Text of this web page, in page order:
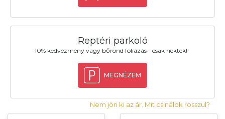
Reptéri parkoló
10% kedvezmény vagy bőrönd fóliázás - csak nektek!
MEGNÉZEM
Nem jön ki az ár. Mit csinálok rosszul?